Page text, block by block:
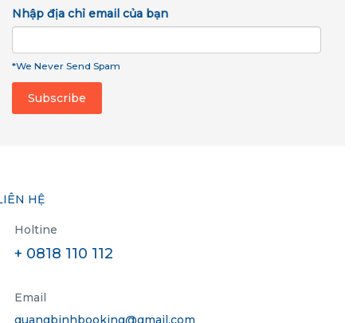
Nhập địa chỉ email của bạn
*We Never Send Spam
HỆ
Holtine
+ 0818 110 112
Email
quangbinhbooking@gmail.com